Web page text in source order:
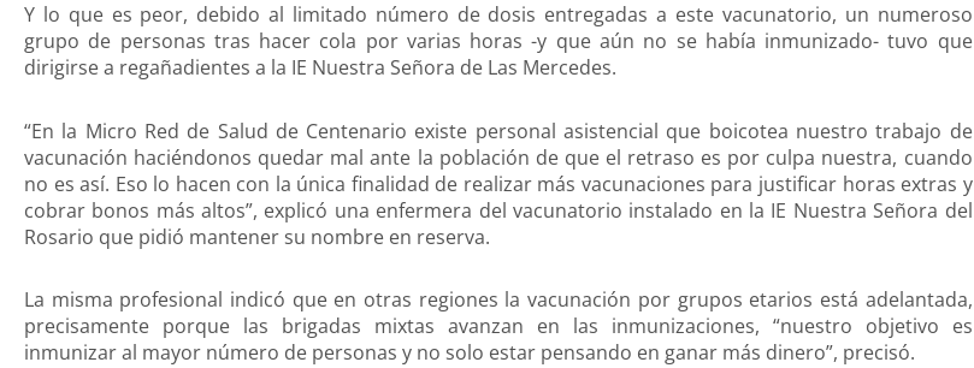
Y lo que es peor, debido al limitado número de dosis entregadas a este vacunatorio, un numeroso
grupo de personas tras hacer cola por varias horas -y que aún no se había inmunizado- tuvo que
dirigirse a regañadientes a la IE Nuestra Señora de Las Mercedes.
“En la Micro Red de Salud de Centenario existe personal asistencial que boicotea nuestro trabajo de
vacunación haciéndonos quedar mal ante la población de que el retraso es por culpa nuestra, cuando
no es así. Eso lo hacen con la única finalidad de realizar más vacunaciones para justificar horas extras y
cobrar bonos más altos”, explicó una enfermera del vacunatorio instalado en la IE Nuestra Señora del
Rosario que pidió mantener su nombre en reserva.
La misma profesional indicó que en otras regiones la vacunación por grupos etarios está adelantada,
precisamente porque las brigadas mixtas avanzan en las inmunizaciones, “nuestro objetivo es
inmunizar al mayor número de personas y no solo estar pensando en ganar más dinero”, precisó.